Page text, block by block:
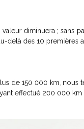
diminuera ; sans
delà des 10 premières
de 150 000 km, nous
effectué 200 000 km